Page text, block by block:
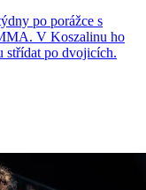
po porážce s
V Koszalinu ho
střídat po dvojicích.